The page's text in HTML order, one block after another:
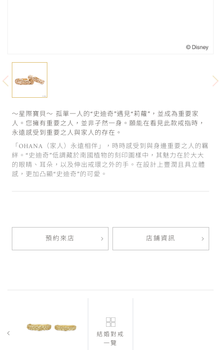
～星際寶貝～ 孤單一人的“史迪奇”遇見“莉蘿”，並成為重要家
人。您擁有重要之人，並非孑然一身。願能在看見此款戒指時，
永遠感受到重要之人與家人的存在。
「OHANA（家人）永遠相伴」，時時感受到與身邊重要之人的羈
絆。“史迪奇”低調藏於南國植物的刻印圖樣中，其魅力在於大大
的眼睛、耳朵，以及伸出戒環之外的手。在設計上豐潤且具立體
感，更加凸顯“史迪奇”的可愛。
預約來店 店鋪資訊
結婚對戒
一覽